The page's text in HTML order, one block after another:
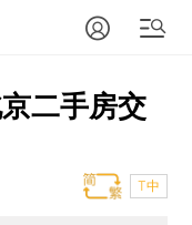
二手房交
T中